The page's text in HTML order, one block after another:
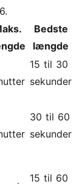
Bedste
længde
15 til 30
sekunder
30 til 60
sekunder
15 til 60